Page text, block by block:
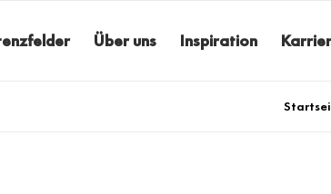
Über uns Inspiration